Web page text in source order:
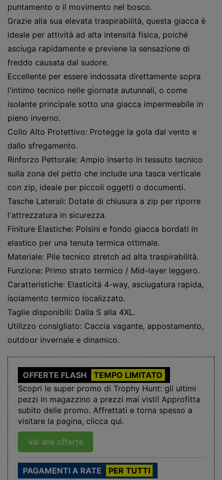
puntamento o il movimento nel bosco.
Grazie alla sua elevata traspirabilità, questa giacca è
ideale per attività ad alta intensità fisica, poiché
asciuga rapidamente e previene la sensazione di
freddo causata dal sudore.
Eccellente per essere indossata direttamente sopra
l'intimo tecnico nelle giornate autunnali, o come
isolante principale sotto una giacca impermeabile in
pieno inverno.
Collo Alto Protettivo: Protegge la gola dal vento e
dallo sfregamento.
Rinforzo Pettorale: Ampio inserto in tessuto tecnico
sulla zona del petto che include una tasca verticale
con zip, ideale per piccoli oggetti o documenti.
Tasche Laterali: Dotate di chiusura a zip per riporre
l'attrezzatura in sicurezza.
Finiture Elastiche: Polsini e fondo giacca bordati in
elastico per una tenuta termica ottimale.
Materiale: Pile tecnico stretch ad alta traspirabilità.
Funzione: Primo strato termico / Mid-layer leggero.
Caratteristiche: Elasticità 4-way, asciugatura rapida,
isolamento termico localizzato.
Taglie disponibili: Dalla S alla 4XL.
Utilizzo consigliato: Caccia vagante, appostamento,
outdoor invernale e dinamico.
OFFERTE FLASH
TEMPO LIMITATO
Scopri le super promo di Trophy Hunt: gli ultimi
pezzi in magazzino a prezzi mai visti! Approfitta
subito delle promo. Affrettati e torna spesso a
visitare la pagina, clicca qui.
Vai alle offerte
PAGAMENTI A RATE
PER TUTTI